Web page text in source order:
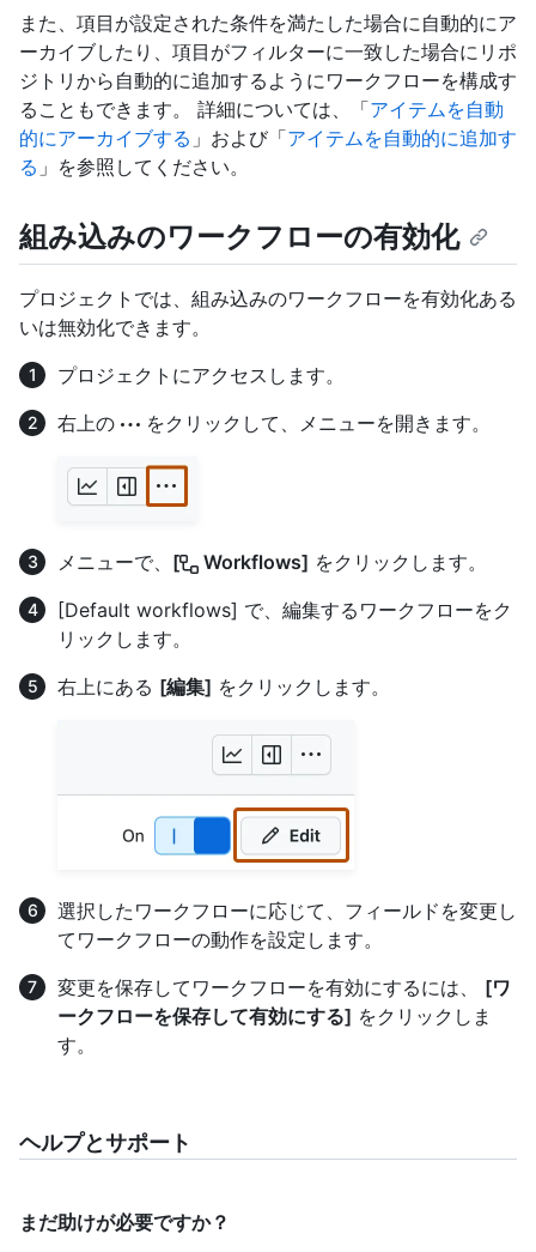
また、項目が設定された条件を満たした場合に自動的にア
ーカイブしたり、項目がフィルターに一致した場合にリポ
ジトリから自動的に追加するようにワークフローを構成す
ることもできます。 詳細については、「アイテムを自動
的にアーカイブする 」および「アイテムを自動的に追加す
る 」を参照してください。
組み込みのワークフローの有効化
プロジェクトでは、組み込みのワークフローを有効化ある
いは無効化できます。
プロジェクトにアクセスします。
右上の
をクリックして、メニューを開きます。
メニューで、 [ Workflows] をクリックします。
[Default workflows] で、編集するワークフローをク
リックします。
右上にある [編集] をクリックします。
選択したワークフローに応じて、フィールドを変更し
てワークフローの動作を設定します。
変更を保存してワークフローを有効にするには、 [ワ
ークフローを保存して有効にする] をクリックしま
す。
ヘルプとサポート
まだ助けが必要ですか？